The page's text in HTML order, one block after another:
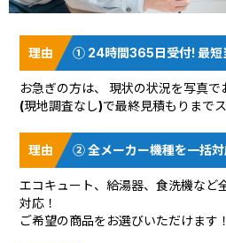
① 24時間365日受付! 最短
お急ぎの方は、 現状の状況を写真で
(現地調査なし)で最終見積もりまで
② 全メーカー機種を一括
エコキュート、給湯器、食洗機など
対応！
ご希望の商品をお選びいただけます！